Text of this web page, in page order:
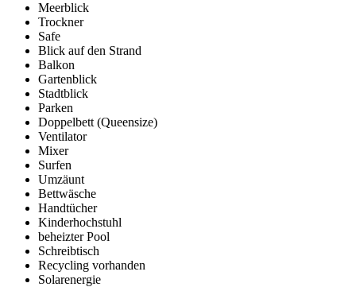
Meerblick
Trockner
Safe
Blick auf den Strand
Balkon
Gartenblick
Stadtblick
Parken
Doppelbett (Queensize)
Ventilator
Mixer
Surfen
Umzäunt
Bettwäsche
Handtücher
Kinderhochstuhl
beheizter Pool
Schreibtisch
Recycling vorhanden
Solarenergie